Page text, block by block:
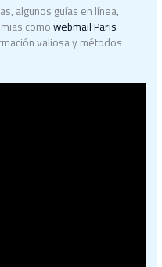
algunos guías en línea,
comowebmail Paris
valiosa y métodos